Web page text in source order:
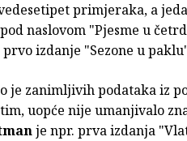
primjeraka, a
naslovom "Pjesme u
izdanje "Sezone u
je zanimljivih podataka iz
uopće nije umanjivalo
je npr. prva izdanja